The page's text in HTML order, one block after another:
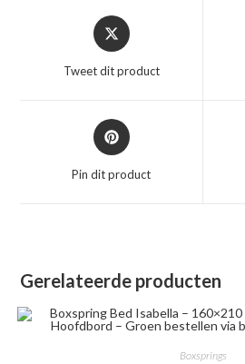
Opent
in
een
nieuw
Tweet dit product
Opent
in
een
nieuw
Pin dit product
Gerelateerde producten
Boxsprings